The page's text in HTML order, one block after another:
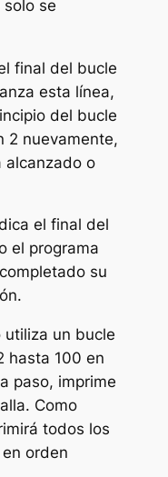
se
final del bucle
esta línea,
del bucle
2 nuevamente,
alcanzado o
el final del
el programa
su
utiliza un bucle
hasta 100 en
paso, imprime
Como
todos los
orden